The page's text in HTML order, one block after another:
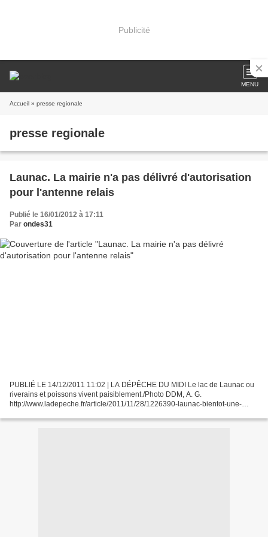
Publicité
MENU
Accueil » presse regionale
presse regionale
Launac. La mairie n'a pas délivré d'autorisation
pour l'antenne relais
Publié le 16/01/2012 à 17:11
Par ondes31
PUBLIÉ LE 14/12/2011 11:02 | LA DÉPÊCHE DU MIDI Le lac de Launac ou
riverains et poissons vivent paisiblement./Photo DDM, A. G.
http://www.ladepeche.fr/article/2011/11/28/1226390-launac-bientot-une-